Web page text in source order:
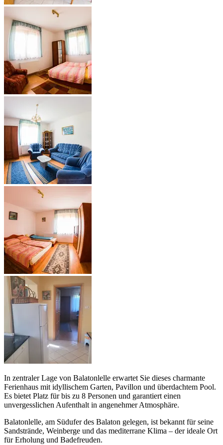
In zentraler Lage von Balatonlelle erwartet Sie dieses charmante
Ferienhaus mit idyllischem Garten, Pavillon und überdachtem Pool.
Es bietet Platz für bis zu 8 Personen und garantiert einen
unvergesslichen Aufenthalt in angenehmer Atmosphäre.
Balatonlelle, am Südufer des Balaton gelegen, ist bekannt für seine
Sandstrände, Weinberge und das mediterrane Klima – der ideale Ort
für Erholung und Badefreuden.